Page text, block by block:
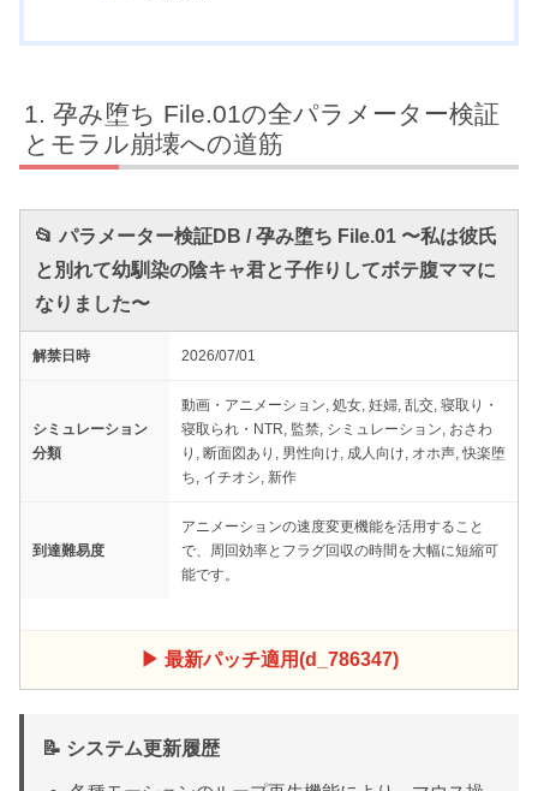
孕み堕ち File.01の全パラメーター検証
とモラル崩壊への道筋
📂 パラメーター検証DB / 孕み堕ち File.01 〜私は彼氏
と別れて幼馴染の陰キャ君と子作りしてボテ腹ママに
なりました〜
解禁日時 2026/07/01
シミュレーション
分類
動画・アニメーション, 処女, 妊婦, 乱交, 寝取り・
寝取られ・NTR, 監禁, シミュレーション, おさわ
り, 断面図あり, 男性向け, 成人向け, オホ声, 快楽堕
ち, イチオシ, 新作
到達難易度
アニメーションの速度変更機能を活用すること
で、周回効率とフラグ回収の時間を大幅に短縮可
能です。
▶ 最新パッチ適用(d_786347)
📝 システム更新履歴